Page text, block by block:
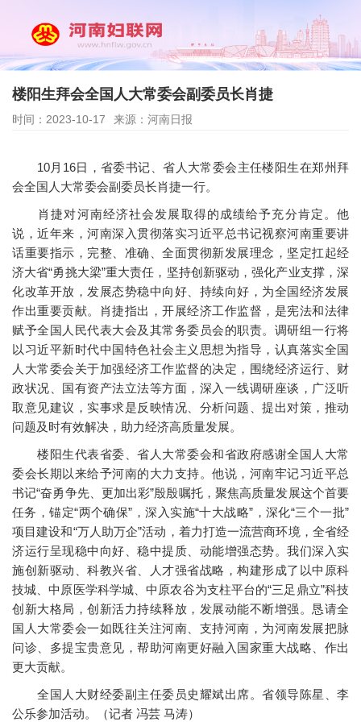
楼阳生拜会全国人大常委会副委员长肖捷
时间：2023-10-17 来源：河南日报
10月16日，省委书记、省人大常委会主任楼阳生在郑州拜
会全国人大常委会副委员长肖捷一行。
肖捷对河南经济社会发展取得的成绩给予充分肯定。他
说，近年来，河南深入贯彻落实习近平总书记视察河南重要讲
话重要指示，完整、准确、全面贯彻新发展理念，坚定扛起经
济大省“勇挑大梁”重大责任，坚持创新驱动，强化产业支撑，深
化改革开放，发展态势稳中向好、持续向好，为全国经济发展
作出重要贡献。肖捷指出，开展经济工作监督，是宪法和法律
赋予全国人民代表大会及其常务委员会的职责。调研组一行将
以习近平新时代中国特色社会主义思想为指导，认真落实全国
人大常委会关于加强经济工作监督的决定，围绕经济运行、财
政状况、国有资产法立法等方面，深入一线调研座谈，广泛听
取意见建议，实事求是反映情况、分析问题、提出对策，推动
问题及时有效解决，助力经济高质量发展。
楼阳生代表省委、省人大常委会和省政府感谢全国人大常
委会长期以来给予河南的大力支持。他说，河南牢记习近平总
书记“奋勇争先、更加出彩”殷殷嘱托，聚焦高质量发展这个首要
任务，锚定“两个确保”，深入实施“十大战略”，深化“三个一批”
项目建设和“万人助万企”活动，着力打造一流营商环境，全省经
济运行呈现稳中向好、稳中提质、动能增强态势。我们深入实
施创新驱动、科教兴省、人才强省战略，构建形成了以中原科
技城、中原医学科学城、中原农谷为支柱平台的“三足鼎立”科技
创新大格局，创新活力持续释放，发展动能不断增强。恳请全
国人大常委会一如既往关注河南、支持河南，为河南发展把脉
问诊、多提宝贵意见，帮助河南更好融入国家重大战略、作出
更大贡献。
全国人大财经委副主任委员史耀斌出席。省领导陈星、李
公乐参加活动。（记者 冯芸 马涛）